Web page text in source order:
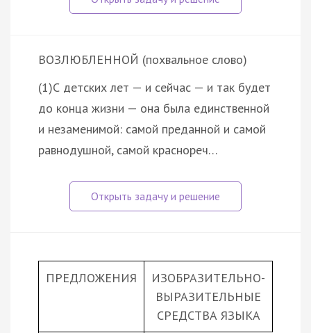
ВОЗЛЮБЛЕННОЙ (похвальное слово)
(1)С детских лет — и сейчас — и так будет
до конца жизни — она была единственной
и незаменимой: самой преданной и самой
равнодушной, самой краснореч…
ПРЕДЛОЖЕНИЯ
ИЗОБРАЗИТЕЛЬНО-
ВЫРАЗИТЕЛЬНЫЕ
СРЕДСТВА ЯЗЫКА